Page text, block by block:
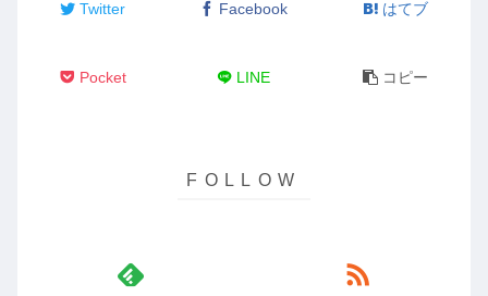
Twitter Facebook はてブ
Pocket LINE コピー